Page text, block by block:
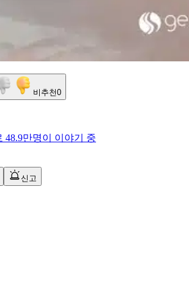
비추천0
48.9만명이 이야기 중
신고